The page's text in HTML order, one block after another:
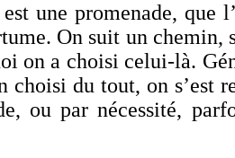
une promenade, que
On suit un chemin,
on a choisi celui-là.
choisi du tout, on s’est
ou par nécessité,